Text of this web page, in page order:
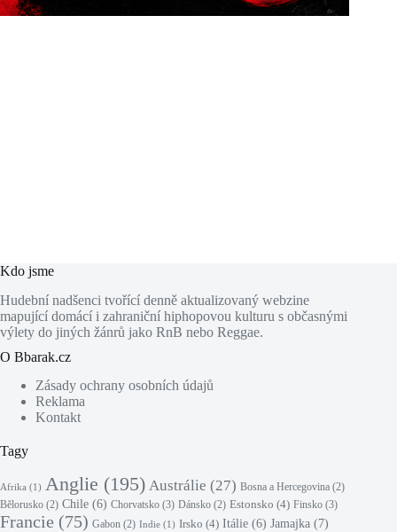
Kdo jsme
Hudební nadšenci tvořící denně aktualizovaný webzine
mapující domácí i zahraniční hiphopovou kulturu s občasnými
výlety do jiných žánrů jako RnB nebo Reggae.
O Bbarak.cz
Zásady ochrany osobních údajů
Reklama
Kontakt
Tagy
Afrika (1) Anglie (195) Austrálie (27) Bosna a Hercegovina (2)
Bělorusko (2) Chile (6) Chorvatsko (3) Dánsko (2) Estonsko (4) Finsko (3)
Francie (75) Gabon (2) Indie (1) Irsko (4) Itálie (6) Jamajka (7)